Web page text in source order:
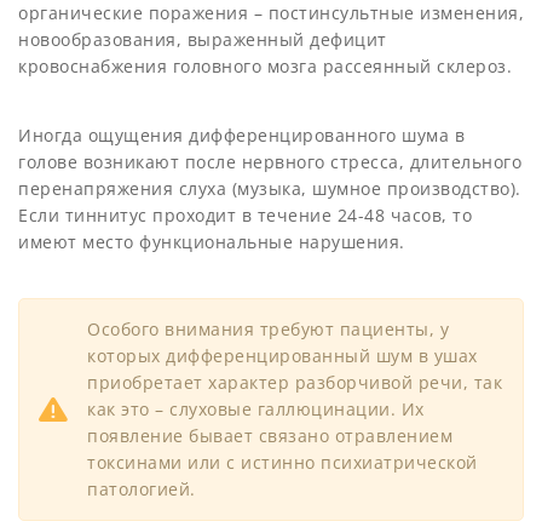
органические поражения – постинсультные изменения,
новообразования, выраженный дефицит
кровоснабжения головного мозга рассеянный склероз.
Иногда ощущения дифференцированного шума в
голове возникают после нервного стресса, длительного
перенапряжения слуха (музыка, шумное производство).
Если тиннитус проходит в течение 24-48 часов, то
имеют место функциональные нарушения.
Особого внимания требуют пациенты, у
которых дифференцированный шум в ушах
приобретает характер разборчивой речи, так
как это – слуховые галлюцинации. Их
появление бывает связано отравлением
токсинами или с истинно психиатрической
патологией.